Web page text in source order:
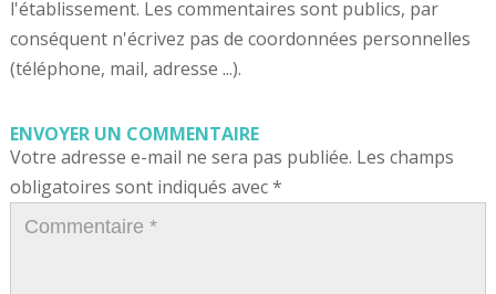
l'établissement. Les commentaires sont publics, par
conséquent n'écrivez pas de coordonnées personnelles
(téléphone, mail, adresse ...).
ENVOYER UN COMMENTAIRE
Votre adresse e-mail ne sera pas publiée. Les champs
obligatoires sont indiqués avec*